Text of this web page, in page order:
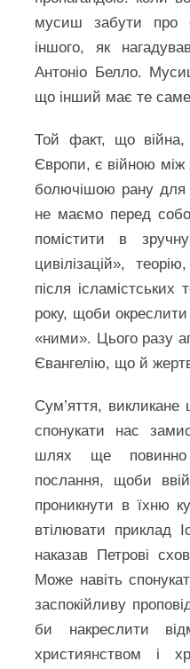
мусиш забути про
іншого, як
Антоніо Белло.
що інший має те
Той факт, що війна,
Європи, є війною
болючішою рану для
не маємо перед
помістити в
цивілізацій»,
після ісламістських
року, щоби окреслити
«ними». Цього разу
Євангелію, що й
Сум’яття, викликане
спонукати нас
шлях ще повинно
послання, щоби
проникнути в їхню
втілювати приклад
наказав Петрові
Може навіть
заспокійливу
би накреслити
християнством і